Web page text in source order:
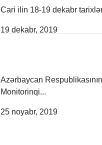
Cari ilin 18-19 dekabr
Release Date
19 dekabr, 2019
Azərbaycan
Monitorinqi...
Release Date
25 noyabr, 2019